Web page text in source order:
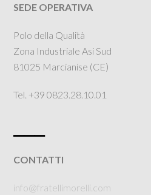
SEDE OPERATIVA
Polo della Qualità
Zona Industriale Asi Sud
81025 Marcianise (CE)
Tel. +39 0823.28.10.01
CONTATTI
info@fratellimorelli.com